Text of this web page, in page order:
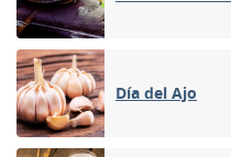
Día del Ajo